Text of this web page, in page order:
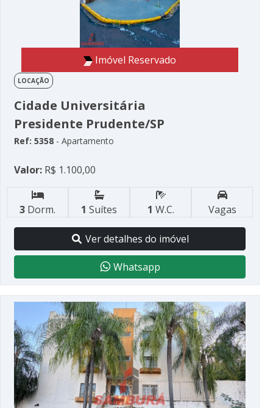
Imóvel Reservado
LOCAÇÃO
Cidade Universitária
Presidente Prudente/SP
Ref: 5358 - Apartamento
Valor: R$ 1.100,00
3 Dorm. 1 Suítes 1 W.C. Vagas
Ver detalhes do imóvel
Whatsapp